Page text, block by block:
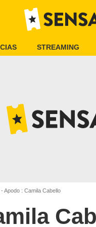
STREAMING
Apodo : Camila Cabello